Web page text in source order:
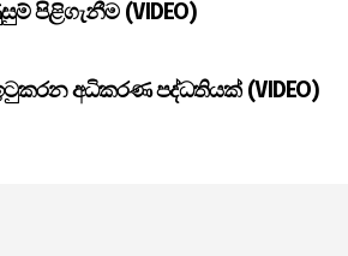
පිළිගැනීම (VIDEO)
අධිකරණ පද්ධතියක් (VIDEO)